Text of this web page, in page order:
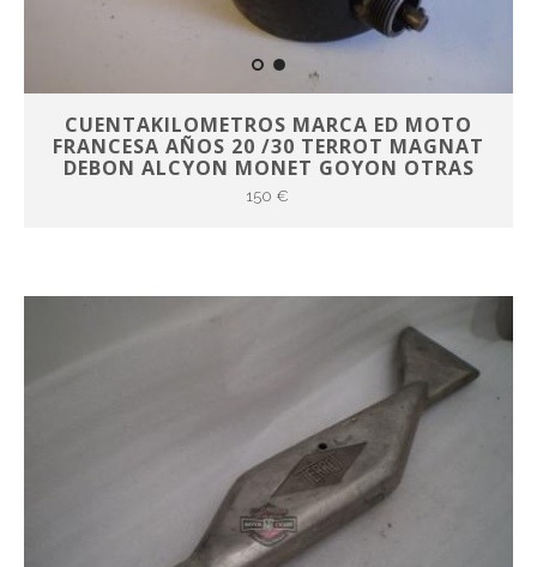
CUENTAKILOMETROS MARCA ED MOTO
FRANCESA AÑOS 20 /30 TERROT MAGNAT
DEBON ALCYON MONET GOYON OTRAS
150 €